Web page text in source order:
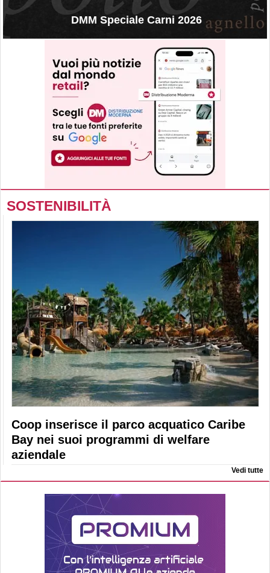
DMM Speciale Carni 2026
SOSTENIBILITÀ
Coop inserisce il parco acquatico Caribe
Bay nei suoi programmi di welfare
aziendale
Vedi tutte